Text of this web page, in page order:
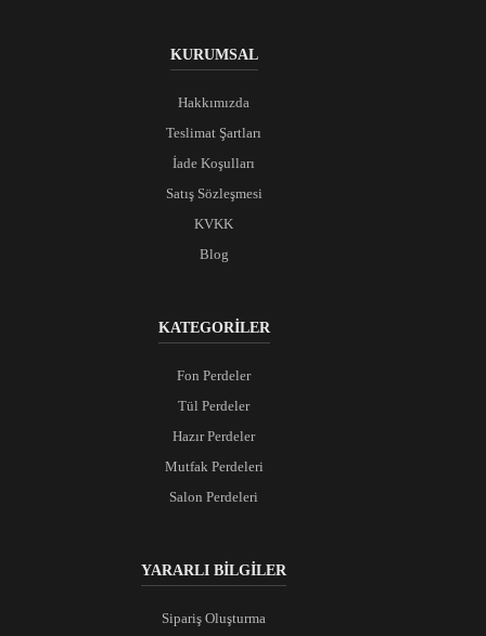
KURUMSAL
Hakkımızda
Teslimat Şartları
İade Koşulları
Satış Sözleşmesi
KVKK
Blog
KATEGORİLER
Fon Perdeler
Tül Perdeler
Hazır Perdeler
Mutfak Perdeleri
Salon Perdeleri
YARARLI BİLGİLER
Sipariş Oluşturma